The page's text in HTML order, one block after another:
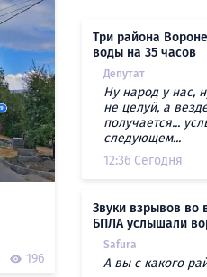
196
Три района
воды на 35 часов
Депутат
Ну народ у нас,
не целуй, а
получается...
следующем...
12:36 Сегодня
Звуки взрывов во
БПЛА услышали
Safura
А вы с какого